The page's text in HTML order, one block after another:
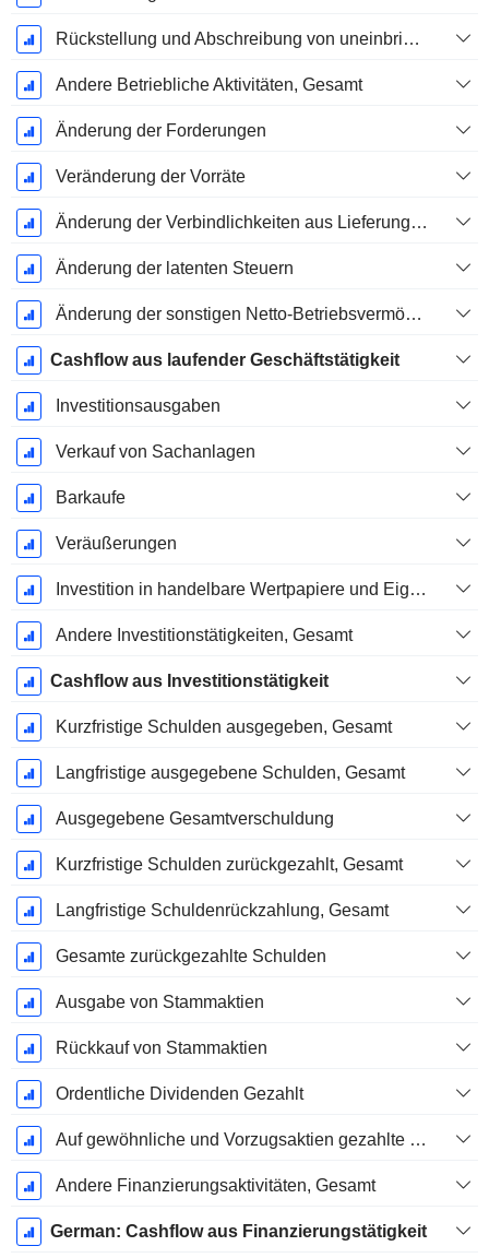
Rückstellung und Abschreibung von uneinbringlichen Forderungen
Andere Betriebliche Aktivitäten, Gesamt
Änderung der Forderungen
Veränderung der Vorräte
Änderung der Verbindlichkeiten aus Lieferungen und Leistungen
Änderung der latenten Steuern
Änderung der sonstigen Netto-Betriebsvermögen
Cashflow aus laufender Geschäftstätigkeit
Investitionsausgaben
Verkauf von Sachanlagen
Barkaufe
Veräußerungen
Investition in handelbare Wertpapiere und Eigenkapitalinstrumente, Gesamt
Andere Investitionstätigkeiten, Gesamt
Cashflow aus Investitionstätigkeit
Kurzfristige Schulden ausgegeben, Gesamt
Langfristige ausgegebene Schulden, Gesamt
Ausgegebene Gesamtverschuldung
Kurzfristige Schulden zurückgezahlt, Gesamt
Langfristige Schuldenrückzahlung, Gesamt
Gesamte zurückgezahlte Schulden
Ausgabe von Stammaktien
Rückkauf von Stammaktien
Ordentliche Dividenden Gezahlt
Auf gewöhnliche und Vorzugsaktien gezahlte Dividenden
Andere Finanzierungsaktivitäten, Gesamt
German: Cashflow aus Finanzierungstätigkeit